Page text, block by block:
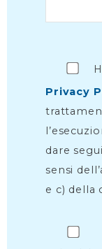
Privacy
dare
sensi
e c) della